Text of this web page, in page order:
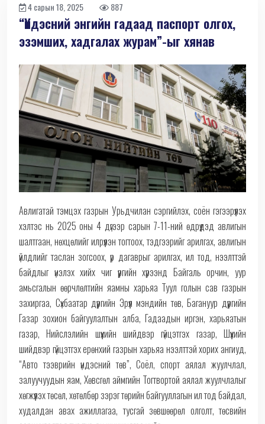
4 сарын 18, 2025 887
“Үндэсний энгийн гадаад паспорт олгох,
эзэмших, хадгалах журам”-ыг хянав
Авлигатай тэмцэх газрын Урьдчилан сэргийлэх, соён гэгээрүүлэх
хэлтэс нь 2025 оны 4 дүгээр сарын 7-11-ний өдрүүдэд авлигын
шалтгаан, нөхцөлийг илрүүлэн тогтоох, тэдгээрийг арилгах, авлигын
үйлдлийг таслан зогсоох, үр дагаврыг арилгах, ил тод, нээлттэй
байдлыг үнэлэх хийх чиг үүргийн хүрээнд Байгаль орчин, уур
амьсгалын өөрчлөлтийн яамны харьяа Туул голын сав газрын
захиргаа, Сүхбаатар дүүргийн Эрүүл мэндийн төв, Багануур дүүргийн
Газар зохион байгуулалтын алба, Гадаадын иргэн, харьяатын
газар, Нийслэлийн шүүхийн шийдвэр гүйцэтгэх газар, Шүүхийн
шийдвэр гүйцэтгэх ерөнхий газрын харьяа нээлттэй хорих ангиуд,
“Авто тээврийн үндэсний төв”, Соёл, спорт аялал жуулчлал,
залуучуудын яам, Хөвсгөл аймгийн Тогтвортой аялал жуулчлалыг
хөгжүүлэх төсөл, хөтөлбөр зэрэг төрийн байгууллагын ил тод байдал,
худалдан авах ажиллагаа, тусгай зөвшөөрөл олголт, төсвийн